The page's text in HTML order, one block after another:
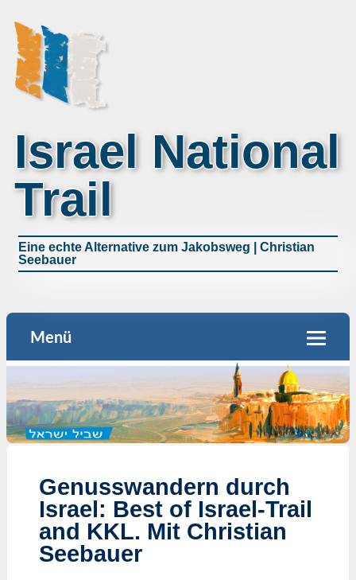
Israel National
Trail
Eine echte Alternative zum Jakobsweg | Christian
Seebauer
Menü
Genusswandern durch
Israel: Best of Israel-Trail
and KKL. Mit Christian
Seebauer